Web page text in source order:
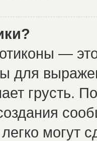
—
для
грусть.
могут